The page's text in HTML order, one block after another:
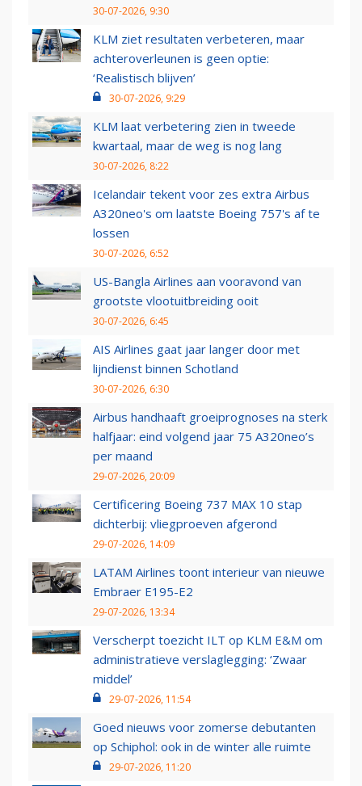
30-07-2026, 9:30
KLM ziet resultaten verbeteren, maar
achteroverleunen is geen optie:
‘Realistisch blijven’
30-07-2026, 9:29
KLM laat verbetering zien in tweede
kwartaal, maar de weg is nog lang
30-07-2026, 8:22
Icelandair tekent voor zes extra Airbus
A320neo's om laatste Boeing 757's af te
lossen
30-07-2026, 6:52
US-Bangla Airlines aan vooravond van
grootste vlootuitbreiding ooit
30-07-2026, 6:45
AIS Airlines gaat jaar langer door met
lijndienst binnen Schotland
30-07-2026, 6:30
Airbus handhaaft groeiprognoses na sterk
halfjaar: eind volgend jaar 75 A320neo’s
per maand
29-07-2026, 20:09
Certificering Boeing 737 MAX 10 stap
dichterbij: vliegproeven afgerond
29-07-2026, 14:09
LATAM Airlines toont interieur van nieuwe
Embraer E195-E2
29-07-2026, 13:34
Verscherpt toezicht ILT op KLM E&M om
administratieve verslaglegging: ‘Zwaar
middel’
29-07-2026, 11:54
Goed nieuws voor zomerse debutanten
op Schiphol: ook in de winter alle ruimte
29-07-2026, 11:20